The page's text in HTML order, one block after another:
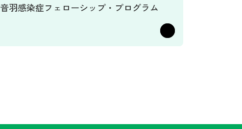
音羽感染症フェローシップ・プログラム